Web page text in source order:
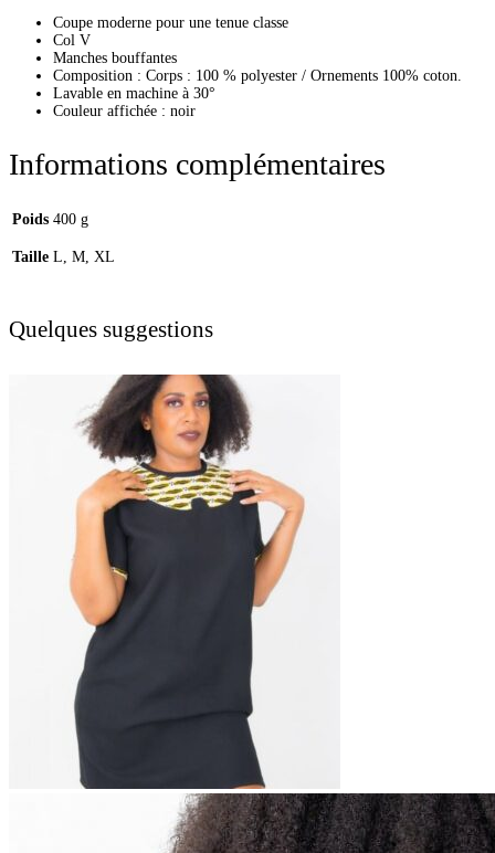
Coupe moderne pour une tenue classe
Col V
Manches bouffantes
Composition : Corps : 100 % polyester / Ornements 100% coton.
Lavable en machine à 30°
Couleur affichée : noir
Informations complémentaires
Poids 400 g
Taille L, M, XL
Quelques suggestions